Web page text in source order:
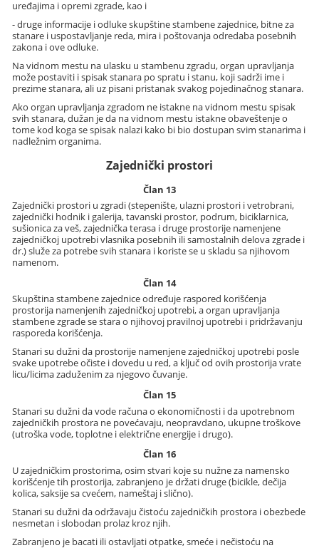
uređajima i opremi zgrade, kao i
- druge informacije i odluke skupštine stambene zajednice, bitne za
stanare i uspostavljanje reda, mira i poštovanja odredaba posebnih
zakona i ove odluke.
Na vidnom mestu na ulasku u stambenu zgradu, organ upravljanja
može postaviti i spisak stanara po spratu i stanu, koji sadrži ime i
prezime stanara, ali uz pisani pristanak svakog pojedinačnog stanara.
Ako organ upravljanja zgradom ne istakne na vidnom mestu spisak
svih stanara, dužan je da na vidnom mestu istakne obaveštenje o
tome kod koga se spisak nalazi kako bi bio dostupan svim stanarima i
nadležnim organima.
Zajednički prostori
Član 13
Zajednički prostori u zgradi (stepenište, ulazni prostori i vetrobrani,
zajednički hodnik i galerija, tavanski prostor, podrum, biciklarnica,
sušionica za veš, zajednička terasa i druge prostorije namenjene
zajedničkoj upotrebi vlasnika posebnih ili samostalnih delova zgrade i
dr.) služe za potrebe svih stanara i koriste se u skladu sa njihovom
namenom.
Član 14
Skupština stambene zajednice određuje raspored korišćenja
prostorija namenjenih zajedničkoj upotrebi, a organ upravljanja
stambene zgrade se stara o njihovoj pravilnoj upotrebi i pridržavanju
rasporeda korišćenja.
Stanari su dužni da prostorije namenjene zajedničkoj upotrebi posle
svake upotrebe očiste i dovedu u red, a ključ od ovih prostorija vrate
licu/licima zaduženim za njegovo čuvanje.
Član 15
Stanari su dužni da vode računa o ekonomičnosti i da upotrebnom
zajedničkih prostora ne povećavaju, neopravdano, ukupne troškove
(utroška vode, toplotne i električne energije i drugo).
Član 16
U zajedničkim prostorima, osim stvari koje su nužne za namensko
korišćenje tih prostorija, zabranjeno je držati druge (bicikle, dečija
kolica, saksije sa cvećem, nameštaj i slično).
Stanari su dužni da održavaju čistoću zajedničkih prostora i obezbede
nesmetan i slobodan prolaz kroz njih.
Zabranjeno je bacati ili ostavljati otpatke, smeće i nečistoću na